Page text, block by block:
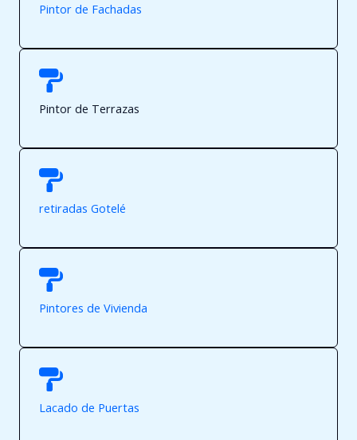
Pintor de Fachadas
Pintor de Terrazas
retiradas Gotelé
Pintores de Vivienda
Lacado de Puertas